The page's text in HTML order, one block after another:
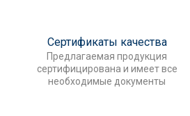
Сертификаты качества
Предлагаемая продукция
сертифицирована и имеет все
необходимые документы